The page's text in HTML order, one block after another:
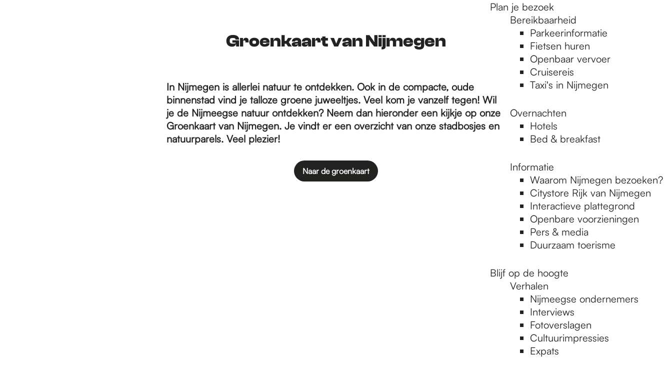
Plan je bezoek
Bereikbaarheid
Parkeerinformatie
Fietsen huren
Openbaar vervoer
Cruisereis
Taxi's in Nijmegen
Overnachten
Hotels
Bed & breakfast
Informatie
Waarom Nijmegen bezoeken?
Citystore Rijk van Nijmegen
Interactieve plattegrond
Openbare voorzieningen
Pers & media
Duurzaam toerisme
Blijf op de hoogte
Verhalen
Nijmeegse ondernemers
Interviews
Fotoverslagen
Cultuurimpressies
Expats
Groenkaart van Nijmegen
In Nijmegen is allerlei natuur te ontdekken. Ook in de compacte, oude
binnenstad vind je talloze groene juweeltjes. Veel kom je vanzelf tegen! Wil
je de Nijmeegse natuur ontdekken? Neem dan hieronder een kijkje op onze
Groenkaart van Nijmegen. Je vindt er een overzicht van onze stadbosjes en
natuurparels. Veel plezier!
Naar de groenkaart